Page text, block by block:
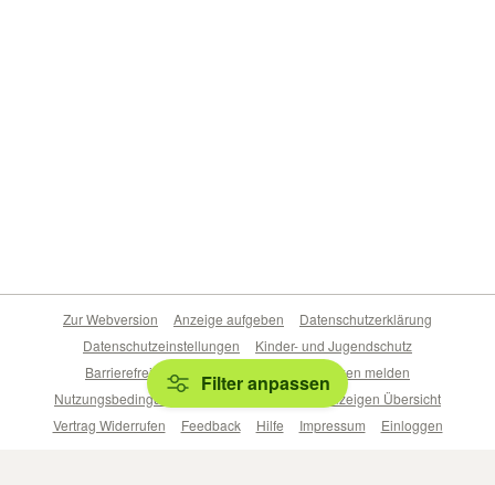
Filter anpassen
Zur Webversion Anzeige aufgeben
Datenschutzerklärung
Datenschutzeinstellungen
Kinder- und Jugendschutz
Barrierefreiheitserklärung
Sicherheitslücken melden
Nutzungsbedingungen
Beliebte Suchen
Anzeigen Übersicht
Vertrag Widerrufen
Feedback Hilfe Impressum Einloggen